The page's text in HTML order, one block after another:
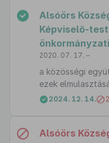
Alsóörs
Képviselő-
2020. 07. 17. –
a közösségi
ezek
2024. 12. 14.
Alsóörs